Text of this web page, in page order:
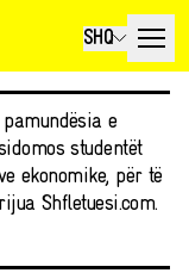
SHQ
e
studentët
ekonomike, për të
Shfletuesi.com.